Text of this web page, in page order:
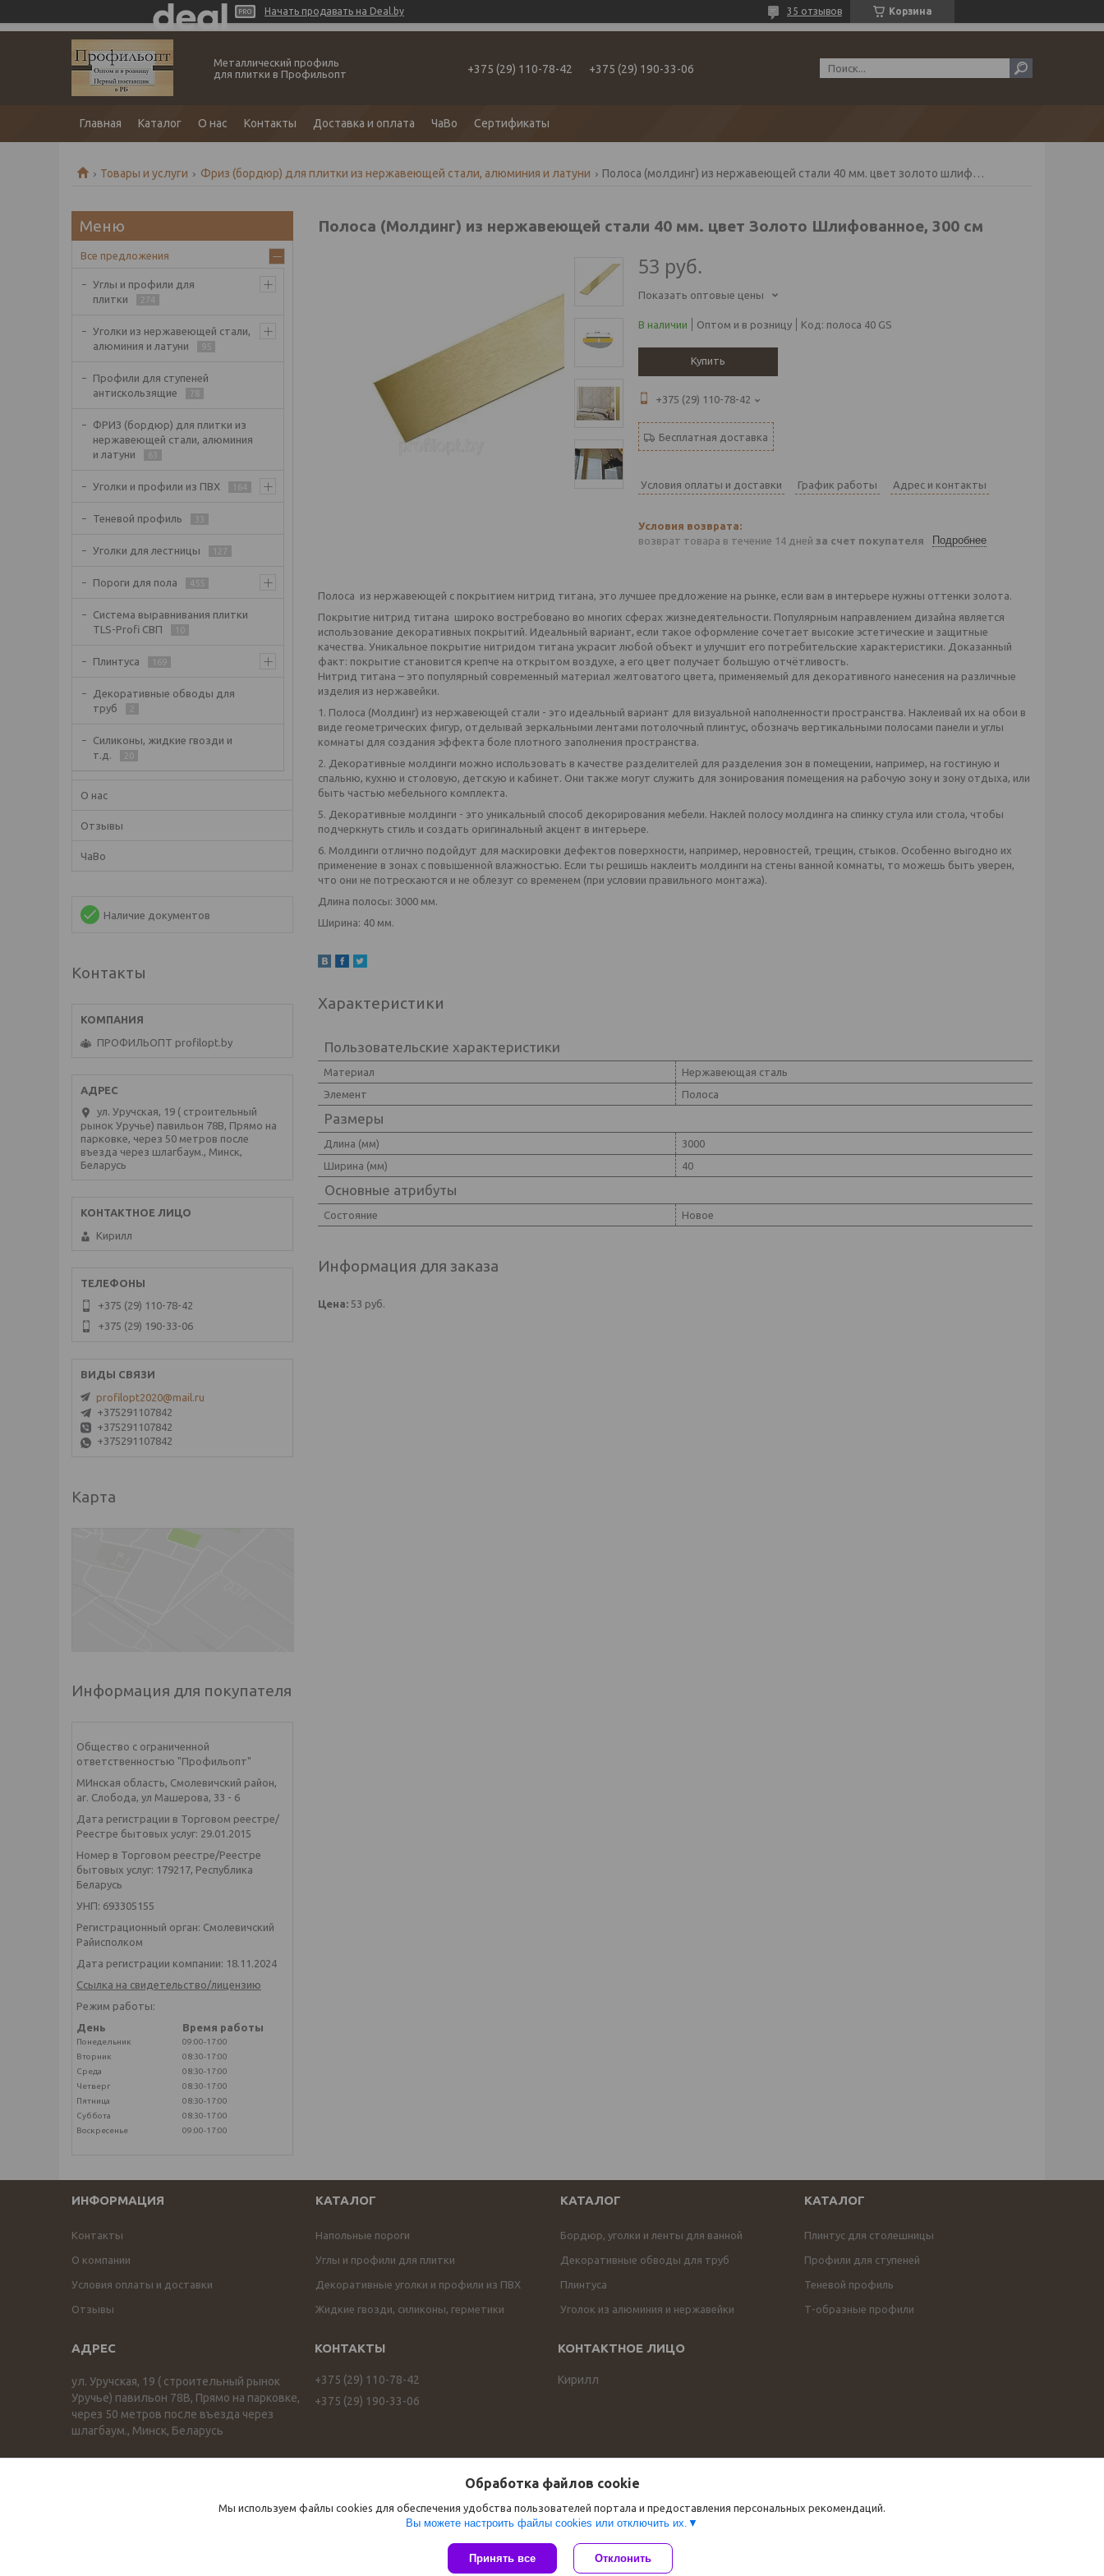
Начать продавать на Deal.by Корзина
35 отзывов
Металлический профиль
для плитки в Профильопт
+375 (29) 110-78-42 +375 (29) 190-33-06
Главная Каталог О нас Контакты Доставка и оплата ЧаВо Сертификаты
Товары и услуги Фриз (бордюр) для плитки из нержавеющей стали, алюминия и латуни Полоса (молдинг) из нержавеющей стали 40 мм. цвет золото шлифованное, 300 см
Полоса (Молдинг) из нержавеющей стали 40 мм. цвет Золото Шлифованное, 300 см
53 руб.
Показать оптовые цены
В наличии Оптом и в розницу Код: полоса 40 GS
Купить
+375 (29) 110-78-42
Бесплатная доставка
Условия оплаты и доставки График работы Адрес и контакты
возврат товара в течение 14 дней за счет покупателя Подробнее
Полоса из нержавеющей с покрытием нитрид титана, это лучшее предложение на рынке, если вам в интерьере нужны оттенки золота.
Покрытие нитрид титана широко востребовано во многих сферах жизнедеятельности. Популярным направлением дизайна является
использование декоративных покрытий. Идеальный вариант, если такое оформление сочетает высокие эстетические и защитные
качества. Уникальное покрытие нитридом титана украсит любой объект и улучшит его потребительские характеристики. Доказанный
факт: покрытие становится крепче на открытом воздухе, а его цвет получает большую отчётливость.
Нитрид титана – это популярный современный материал желтоватого цвета, применяемый для декоративного нанесения на различные
изделия из нержавейки.
1. Полоса (Молдинг) из нержавеющей стали - это идеальный вариант для визуальной наполненности пространства. Наклеивай их на обои в
виде геометрических фигур, отделывай зеркальными лентами потолочный плинтус, обозначь вертикальными полосами панели и углы
комнаты для создания эффекта боле плотного заполнения пространства.
2. Декоративные молдинги можно использовать в качестве разделителей для разделения зон в помещении, например, на гостиную и
спальню, кухню и столовую, детскую и кабинет. Они также могут служить для зонирования помещения на рабочую зону и зону отдыха, или
быть частью мебельного комплекта.
5. Декоративные молдинги - это уникальный способ декорирования мебели. Наклей полосу молдинга на спинку стула или стола, чтобы
подчеркнуть стиль и создать оригинальный акцент в интерьере.
6. Молдинги отлично подойдут для маскировки дефектов поверхности, например, неровностей, трещин, стыков. Особенно выгодно их
применение в зонах с повышенной влажностью. Если ты решишь наклеить молдинги на стены ванной комнаты, то можешь быть уверен,
что они не потрескаются и не облезут со временем (при условии правильного монтажа).
Длина полосы: 3000 мм.
Ширина: 40 мм.
Характеристики
Пользовательские характеристики
Материал
Нержавеющая сталь
Элемент
Полоса
Размеры
Длина (мм)
3000
Ширина (мм)
40
Основные атрибуты
Состояние Новое
Информация для заказа
Цена: 53 руб.
Все предложения
Углы и профили для
плитки
274
Уголки из нержавеющей стали,
алюминия и латуни
95
Профили для ступеней
антискользящие
78
ФРИЗ (бордюр) для плитки из
нержавеющей стали, алюминия
и латуни
63
Уголки и профили из ПВХ 164
Теневой профиль 33
Уголки для лестницы 127
Пороги для пола 455
Система выравнивания плитки
TLS-Profi СВП
10
Плинтуса 169
Декоративные обводы для
труб
2
Силиконы, жидкие гвозди и
т.д.
20
О нас
Отзывы
ЧаВо
Наличие документов
Контакты
ПРОФИЛЬОПТ profilopt.by
ул. Уручская, 19 ( строительный
рынок Уручье) павильон 78В, Прямо на
парковке, через 50 метров после
въезда через шлагбаум., Минск,
Беларусь
Кирилл
+375 (29) 110-78-42
+375 (29) 190-33-06
profilopt2020@mail.ru
+375291107842
+375291107842
+375291107842
Карта
Информация для покупателя
Общество с ограниченной
ответственностью "Профильопт"
МИнская область, Смолевичский район,
аг. Слобода, ул Машерова, 33 - 6
Дата регистрации в Торговом реестре/
Реестре бытовых услуг: 29.01.2015
Номер в Торговом реестре/Реестре
бытовых услуг: 179217, Республика
Беларусь
УНП: 693305155
Регистрационный орган: Смолевичский
Райисполком
Дата регистрации компании: 18.11.2024
Ссылка на свидетельство/лицензию
Режим работы:
День
Время работы
Понедельник
09:00-17:00
Вторник
08:30-17:00
Среда
08:30-17:00
Четверг
08:30-17:00
Пятница
08:30-17:00
Суббота
08:30-17:00
Воскресенье
09:00-17:00
ИНФОРМАЦИЯ
Контакты
О компании
Условия оплаты и доставки
Отзывы
КАТАЛОГ
Напольные пороги
Углы и профили для плитки
Декоративные уголки и профили из ПВХ
Жидкие гвозди, силиконы, герметики
КАТАЛОГ
Бордюр, уголки и ленты для ванной
Декоративные обводы для труб
Плинтуса
Уголок из алюминия и нержавейки
КАТАЛОГ
Плинтус для столешницы
Профили для ступеней
Теневой профиль
Т-образные профили
ул. Уручская, 19 ( строительный рынок
Уручье) павильон 78В, Прямо на парковке,
через 50 метров после въезда через
шлагбаум., Минск, Беларусь
+375 (29) 110-78-42
+375 (29) 190-33-06
Кирилл
Сайт создан на платформе Deal.by
Политика обработки файлов cookies
Обработка файлов cookie
Мы используем файлы cookies для обеспечения удобства пользователей портала и предоставления персональных рекомендаций.
Вы можете настроить файлы cookies или отключить их.
Принять все Отклонить